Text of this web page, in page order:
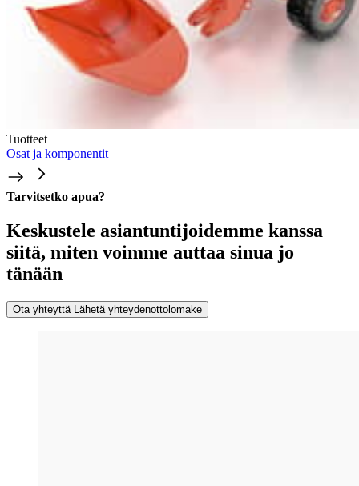
Tuotteet
Osat ja komponentit
Tarvitsetko apua?
Keskustele asiantuntijoidemme kanssa
siitä, miten voimme auttaa sinua jo
tänään
Ota yhteyttä Lähetä yhteydenottolomake